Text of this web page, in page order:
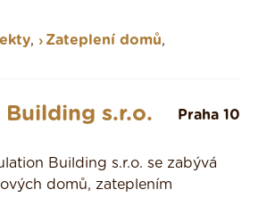
, Zateplení domů,
s.r.o. Praha 10
Building s.r.o. se zabývá
domů, zateplením